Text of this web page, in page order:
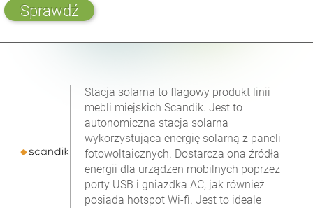
Sprawdź
Stacja solarna to flagowy produkt linii
mebli miejskich Scandik. Jest to
autonomiczna stacja solarna
wykorzystująca energię solarną z paneli
fotowoltaicznych. Dostarcza ona źródła
energii dla urządzen mobilnych poprzez
porty USB i gniazdka AC, jak również
posiada hotspot Wi-fi. Jest to ideale